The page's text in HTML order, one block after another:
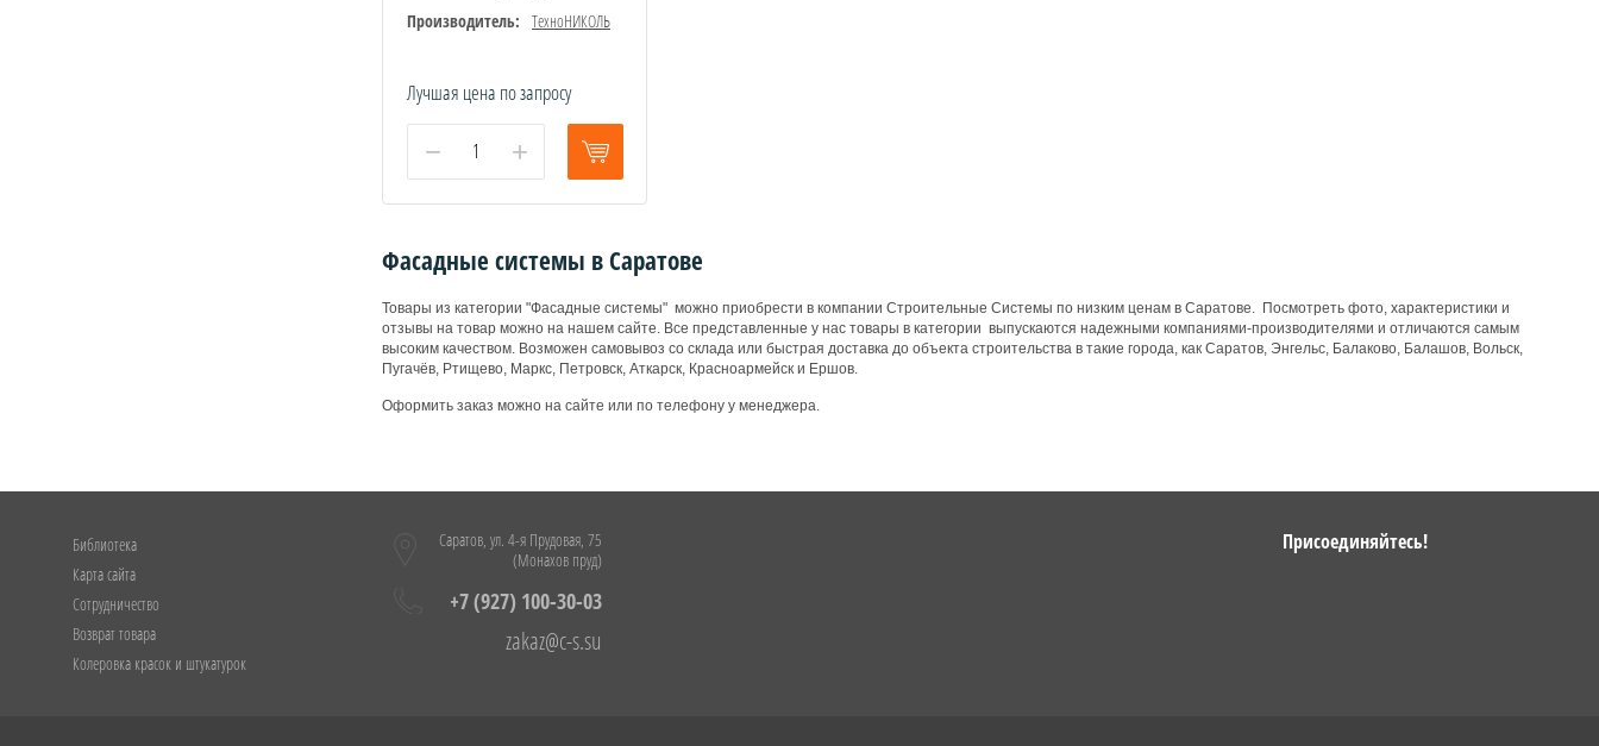
Производитель: ТехноНИКОЛЬ
Лучшая цена по запросу
− +
Фасадные системы в Саратове
Товары из категории "Фасадные системы" можно приобрести в компании Строительные Системы по низким ценам в Саратове. Посмотреть фото, характеристики и
отзывы на товар можно на нашем сайте. Все представленные у нас товары в категории выпускаются надежными компаниями-производителями и отличаются самым
высоким качеством. Возможен самовывоз со склада или быстрая доставка до объекта строительства в такие города, как Саратов, Энгельс, Балаково, Балашов, Вольск,
Пугачёв, Ртищево, Маркс, Петровск, Аткарск, Красноармейск и Ершов.
Оформить заказ можно на сайте или по телефону у менеджера.
Библиотека
Карта сайта
Сотрудничество
Возврат товара
Колеровка красок и штукатурок
Саратов, ул. 4-я Прудовая, 75
(Монахов пруд)
+7 (927) 100-30-03
zakaz@c-s.su
Присоединяйтесь!